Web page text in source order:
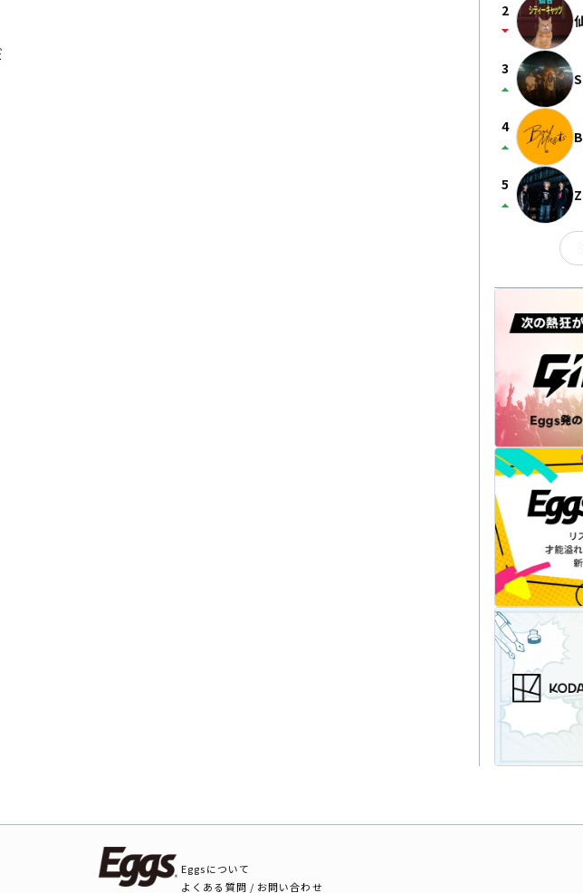
2
arrow_drop_down
3
arrow_drop_up
4
arrow_drop_up
5
arrow_drop_up
Eggsについて
よくある質問 / お問い合わせ